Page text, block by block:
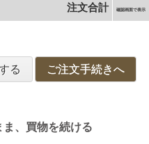
注文合計 確認画面で表示
る ご注文手続きへ
、買物を続ける